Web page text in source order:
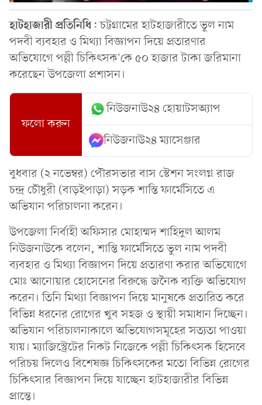
হাটহাজারীপ্রতিনিধি : চট্টগ্রামের হাটহাজারীতে ভুল নাম
পদবী ব্যবহার ও মিথ্যা বিজ্ঞাপন দিয়ে প্রতারণার
অভিযোগে পল্লী চিকিৎসক'কে ৫০ হাজার টাকা জরিমানা
করেছেন উপজেলা প্রশাসন।
ফলো করুন
নিউজনাউ২৪ হোয়াটসঅ্যাপ
নিউজনাউ২৪ ম্যাসেঞ্জার
বুধবার (২ নভেম্বর) পৌরসভার বাস স্টেশন সংলগ্ন রাজ
চন্দ্র চৌধুরী (বাড়ইপাড়া) সড়ক শান্তি ফার্মেসিতে এ
অভিযান পরিচালনা করেন।
উপজেলা নির্বাহী অফিসার মোহাম্মদ শাহিদুল আলম
নিউজনাউকে বলেন, শান্তি ফার্মেসিতে ভুল নাম পদবী
ব্যবহার ও মিথ্যা বিজ্ঞাপন দিয়ে প্রতারণা করার অভিযোগে
মোঃ আনোয়ার হোসেনের বিরুদ্ধে জনৈক ব্যক্তি অভিযোগ
করেন। তিনি মিথ্যা বিজ্ঞাপন দিয়ে মানুষকে প্রতারিত করে
বিভিন্ন ধরনের রোগের খুব সহজ ও স্থায়ী সমাধান দিচ্ছেন।
অভিযান পরিচালনাকালে অভিযোগসমূহের সত্যতা পাওয়া
যায়। ম্যাজিস্ট্রেটের নিকট নিজেকে পল্লী চিকিৎসক হিসেবে
পরিচয় দিলেও বিশেষজ্ঞ চিকিৎসকের মতো বিভিন্ন রোগের
চিকিৎসার বিজ্ঞাপন দিয়ে যাচ্ছেন হাটহাজারীর বিভিন্ন
প্রান্তে।